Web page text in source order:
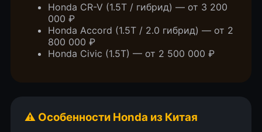
Honda CR-V (1.5T / гибрид) — от 3 200
000 ₽
Honda Accord (1.5T / 2.0 гибрид) — от 2
800 000 ₽
Honda Civic (1.5T) — от 2 500 000 ₽
⚠️ Особенности Honda из Китая
ЗАКАЗЧИКОВ